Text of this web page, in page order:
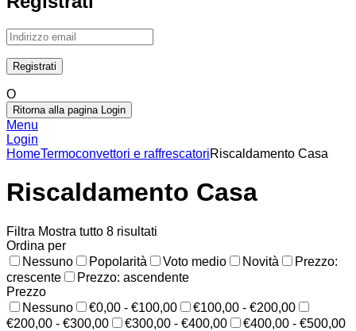
O
Ritorna alla pagina Login
Menu
Login
HomeTermoconvettori e raffrescatoriRiscaldamento Casa
Riscaldamento Casa
Filtra Mostra tutto 8 risultati
Ordina per
Nessuno
Popolarità Voto medio Novità
Prezzo:
crescente
Prezzo: ascendente
Prezzo
Nessuno
€0,00 - €100,00
€100,00 - €200,00
€200,00 - €300,00
€300,00 - €400,00
€400,00 - €500,00